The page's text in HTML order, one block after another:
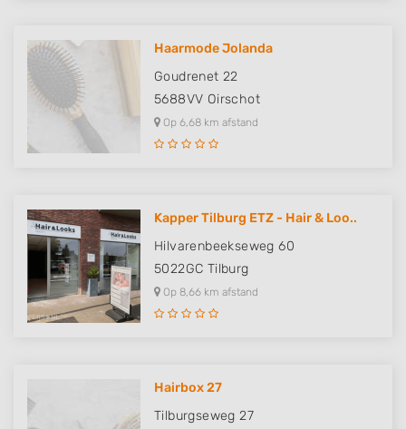
Haarmode Jolanda
Goudrenet 22
5688VV Oirschot
Op 6,68 km afstand
Kapper Tilburg ETZ - Hair & Loo..
Hilvarenbeekseweg 60
5022GC Tilburg
Op 8,66 km afstand
Hairbox 27
Tilburgseweg 27